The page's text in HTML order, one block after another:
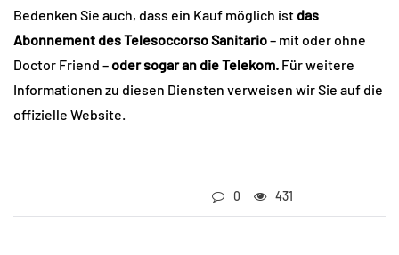
Bedenken Sie auch, dass ein Kauf möglich ist das
Abonnement des Telesoccorso Sanitario– mit oder ohne
Doctor Friend –oder sogar an die Telekom. Für weitere
Informationen zu diesen Diensten verweisen wir Sie auf die
offizielle Website.
0 431